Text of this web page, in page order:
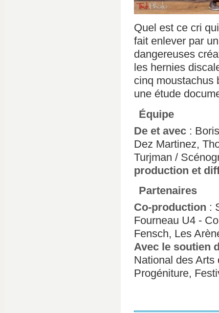
Quel est ce cri
fait enlever par
dangereuses
les hernies
cinq moustachus
une étude
Équipe
De et avec:
Dez Martinez,
Turjman /
production et
Partenaires
Co-production :
Fourneau U4 -
Fensch, Les
Avec le soutien
National des Arts
Progéniture,